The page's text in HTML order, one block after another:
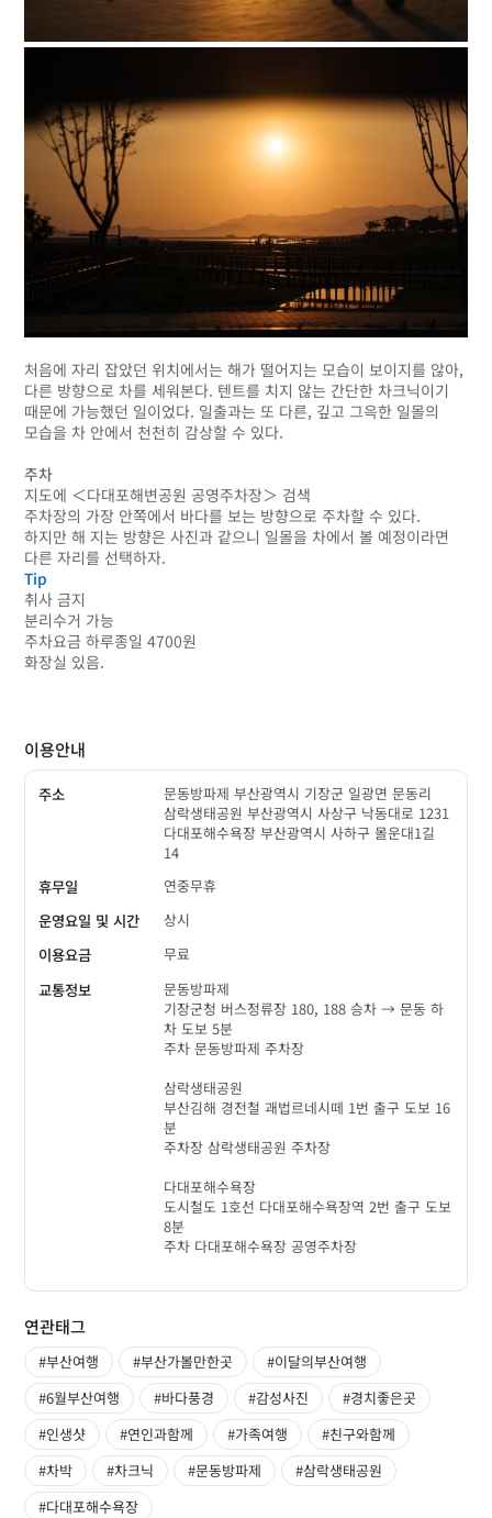
처음에 자리 잡았던 위치에서는 해가 떨어지는 모습이 보이지를 않아,
다른 방향으로 차를 세워본다. 텐트를 치지 않는 간단한 차크닉이기
때문에 가능했던 일이었다. 일출과는 또 다른, 깊고 그윽한 일몰의
모습을 차 안에서 천천히 감상할 수 있다.
주차
지도에 ＜다대포해변공원 공영주차장＞ 검색
주차장의 가장 안쪽에서 바다를 보는 방향으로 주차할 수 있다.
하지만 해 지는 방향은 사진과 같으니 일몰을 차에서 볼 예정이라면
다른 자리를 선택하자.
Tip
취사 금지
분리수거 가능
주차요금 하루종일 4700원
화장실 있음.
이용안내
주소
문동방파제 부산광역시 기장군 일광면 문동리
삼락생태공원 부산광역시 사상구 낙동대로 1231
다대포해수욕장 부산광역시 사하구 몰운대1길
14
휴무일
연중무휴
운영요일 및 시간
상시
이용요금
무료
교통정보
문동방파제
기장군청 버스정류장 180, 188 승차 → 문동 하
차 도보 5분
주차 문동방파제 주차장
삼락생태공원
부산김해 경전철 괘법르네시떼 1번 출구 도보 16
분
주차장 삼락생태공원 주차장
다대포해수욕장
도시철도 1호선 다대포해수욕장역 2번 출구 도보
8분
주차 다대포해수욕장 공영주차장
연관태그
#부산여행 #부산가볼만한곳
#이달의부산여행
#6월부산여행
#바다풍경 #감성사진
#경치좋은곳
#인생샷
#연인과함께 #가족여행
#친구와함께
#차박
#차크닉 #문동방파제
#삼락생태공원
#다대포해수욕장